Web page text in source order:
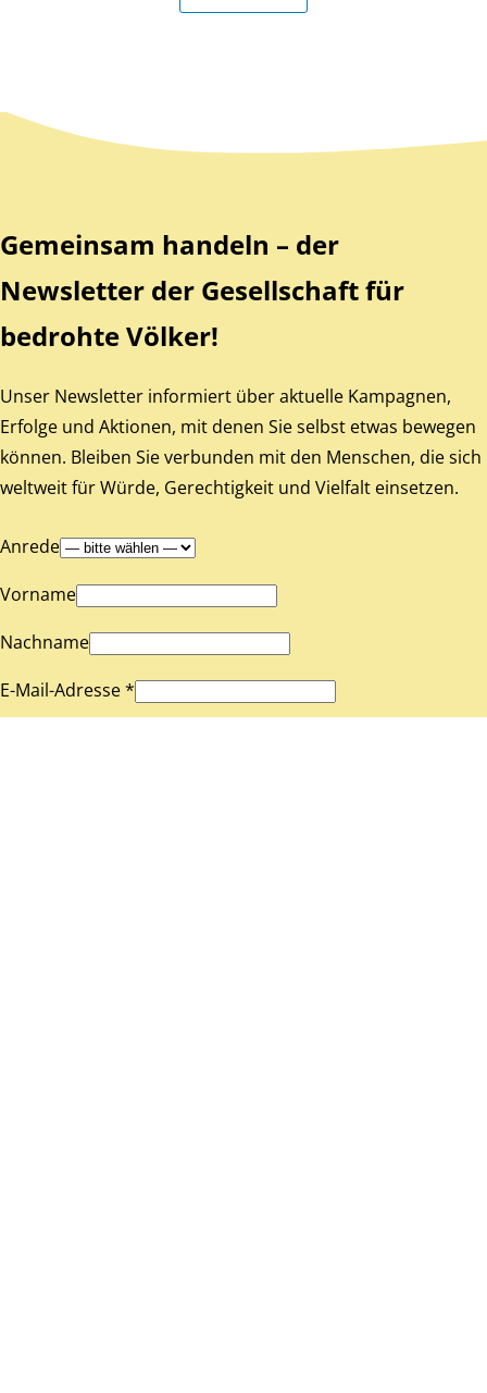
Zurück zum Hauptinhalt
Zurück zur Navigation
Gemeinsam handeln – der
Newsletter der Gesellschaft für
bedrohte Völker!
Unser Newsletter informiert über aktuelle Kampagnen,
Erfolge und Aktionen, mit denen Sie selbst etwas bewegen
können. Bleiben Sie verbunden mit den Menschen, die sich
weltweit für Würde, Gerechtigkeit und Vielfalt einsetzen.
Anrede
Vorname
Nachname
E-Mail-Adresse *